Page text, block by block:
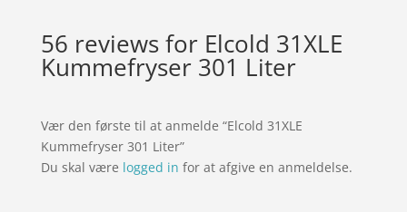
56 reviews for Elcold 31XLE
Kummefryser 301 Liter
Vær den første til at anmelde “Elcold 31XLE
Kummefryser 301 Liter”
Du skal være logged in for at afgive en anmeldelse.